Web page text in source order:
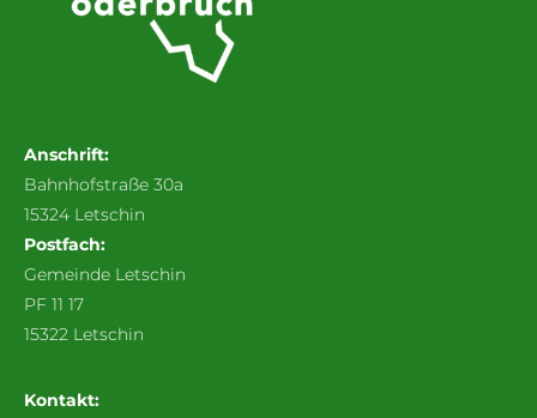
Anschrift:
Bahnhofstraße 30a
15324 Letschin
Postfach:
Gemeinde Letschin
PF 11 17
15322 Letschin
Kontakt: